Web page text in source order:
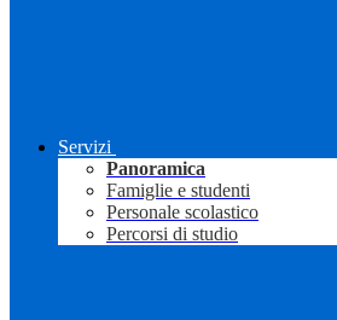
Servizi
Panoramica
Famiglie e studenti
Personale scolastico
Percorsi di studio